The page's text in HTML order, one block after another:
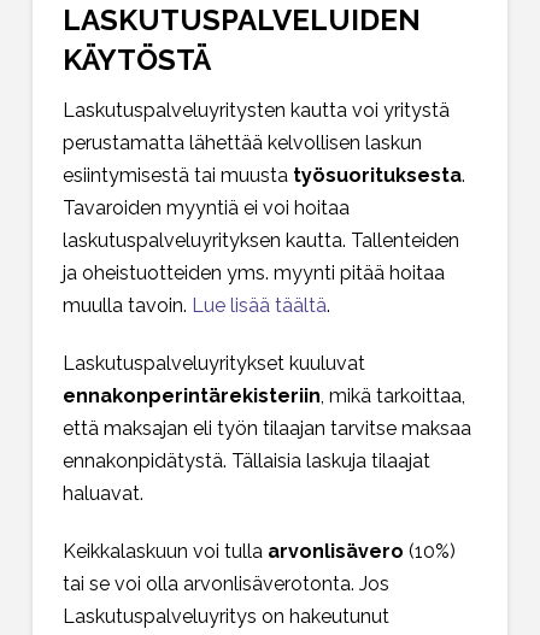
LASKUTUSPALVELUIDEN
KÄYTÖSTÄ
Laskutuspalveluyritysten kautta voi yritystä
perustamatta lähettää kelvollisen laskun
esiintymisestä tai muusta työsuorituksesta.
Tavaroiden myyntiä ei voi hoitaa
laskutuspalveluyrityksen kautta. Tallenteiden
ja oheistuotteiden yms. myynti pitää hoitaa
muulla tavoin. Lue lisää täältä.
Laskutuspalveluyritykset kuuluvat
ennakonperintärekisteriin , mikä tarkoittaa,
että maksajan eli työn tilaajan tarvitse maksaa
ennakonpidätystä. Tällaisia laskuja tilaajat
haluavat.
Keikkalaskuun voi tulla arvonlisävero (10%)
tai se voi olla arvonlisäverotonta. Jos
Laskutuspalveluyritys on hakeutunut